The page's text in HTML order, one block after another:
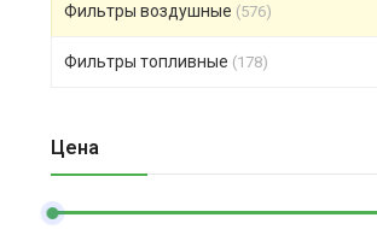
Фильтры воздушные (576)
Фильтры топливные (178)
Цена